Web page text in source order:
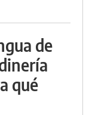
de
qué